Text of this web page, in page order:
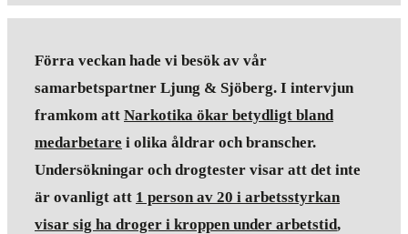
Förra veckan hade vi besök av vår
samarbetspartner Ljung & Sjöberg. I intervjun
framkom att Narkotika ökar betydligt bland
medarbetare i olika åldrar och branscher.
Undersökningar och drogtester visar att det inte
är ovanligt att 1 person av 20 i arbetsstyrkan
visar sig ha droger i kroppen under arbetstid,